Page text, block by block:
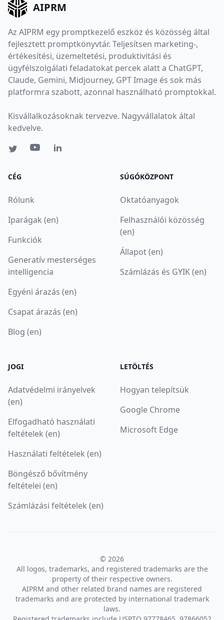
AIPRM
Az AIPRM egy promptkezelő eszköz és közösség által
fejlesztett promptkönyvtár. Teljesítsen marketing-,
értékesítési, üzemeltetési, produktivitási és
ügyfélszolgálati feladatokat percek alatt a ChatGPT,
Claude, Gemini, Midjourney, GPT Image és sok más
platformra szabott, azonnal használható promptokkal.
Kisvállalkozásoknak tervezve. Nagyvállalatok által
kedvelve.
CÉG
Rólunk
Iparágak (en)
Funkciók
Generatív mesterséges
intelligencia
Egyéni árazás (en)
Csapat árazás (en)
Blog (en)
SÚGÓKÖZPONT
Oktatóanyagok
Felhasználói közösség
(en)
Állapot (en)
Számlázás és GYIK (en)
JOGI
Adatvédelmi irányelvek
(en)
Elfogadható használati
feltételek (en)
Használati feltételek (en)
Böngésző bővítmény
feltételei (en)
Számlázási feltételek (en)
LETÖLTÉS
Hogyan telepítsük
Google Chrome
Microsoft Edge
© 2026
All logos, trademarks, and registered trademarks are the
property of their respective owners.
AIPRM and other related brand names are registered
trademarks and are protected by international trademark
laws.